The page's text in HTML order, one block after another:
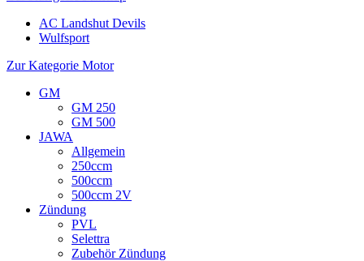
AC Landshut Devils
Wulfsport
Zur Kategorie Motor
GM
GM 250
GM 500
JAWA
Allgemein
250ccm
500ccm
500ccm 2V
Zündung
PVL
Selettra
Zubehör Zündung